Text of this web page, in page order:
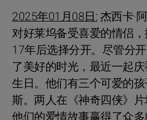
2025年01月08日:杰西卡·
对好莱坞备受喜爱的情侣
17年后选择分开。尽管分
了美好的时光，最近一起
生日。他们有三个可爱的
斯。两人在《神奇四侠》